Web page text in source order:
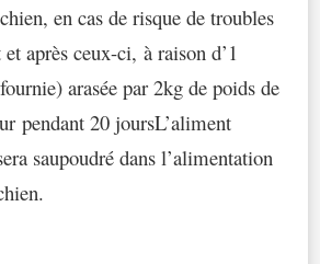
en cas de risque de troubles
après ceux-ci, à raison d’1
arasée par 2kg de poids de
pendant 20 joursL’aliment
saupoudré dans l’alimentation